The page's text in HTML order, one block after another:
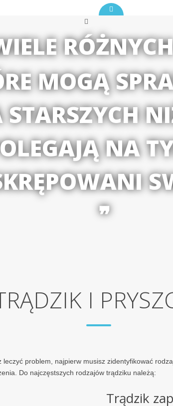
MOGĄ
NA
I
leczyć problem, najpierw musisz zidentyfikować
Do najczęstszych rodzajów trądziku należą:
Trądzik